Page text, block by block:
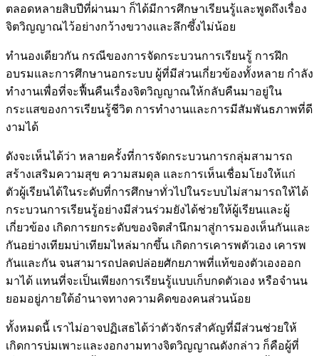
ตลอดหลายสิบปีที่ผ่านมา ก็ได้มีการศึกษาเรียนรู้และพูดถึงเรื่อง
จิตวิญญาณไว้อย่างกว้างขวางและลึกซึ้งไม่น้อย
ทํานองเดียวกัน กรณีของการจัดกระบวนการเรียนรู้ การฝึก
อบรมและการศึกษานอกระบบ ผู้ที่มีส่วนเกี่ยวข้องทั้งหลาย กําลัง
ทํางานเพื่อที่จะฟื้นคืนเรื่องจิตวิญญาณให้กลับคืนมาอยู่ใน
กระแสของการเรียนรู้ชีวิต การทํางานและการมีสัมพันธภาพที่ดี
งามได้
ดังจะเห็นได้ว่า หลายครั้งที่การจัดกระบวนการกลุ่มสามารถ
สร้างเสริมความสุข ความสมดุล และการเห็นเชื่อมโยงให้แก่
ตัวผู้เรียนได้ในระดับที่การศึกษาทั่วไปในระบบไม่สามารถให้ได้
กระบวนการเรียนรู้อย่างมีส่วนร่วมยังได้ช่วยให้ผู้เรียนและผู้
เกี่ยวข้อง เกิดการยกระดับของจิตสํานึกมาสู่การมองเห็นกันและ
กันอย่างเทียมบ่าเทียมไหล่มากขึ้น เกิดการเคารพตัวเอง เคารพ
กันและกัน จนสามารถปลดปล่อยศักยภาพที่แท้ของตัวเองออก
มาได้ แทนที่จะเป็นเพียงการเรียนรู้แบบเก็บกดตัวเอง หรือจํานน
ยอมอยู่ภายใต้อํานาจทางความคิดของคนส่วนน้อย
ทั้งหมดนี้ เราไม่อาจปฏิเสธได้ว่าตัวจักรสําคัญที่มีส่วนช่วยให้
เกิดการบ่มเพาะและงอกงามทางจิตวิญญาณดังกล่าว ก็คือผู้ที่